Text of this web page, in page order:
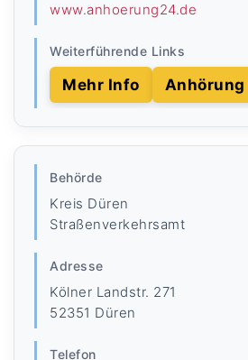
www.anhoerung24.de
Weiterführende Links
Mehr Info Anhörung
Behörde
Kreis Düren
Straßenverkehrsamt
Adresse
Kölner Landstr. 271
52351 Düren
Telefon